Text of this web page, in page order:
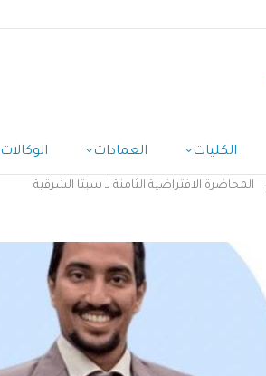
Navigation
الكليات العمادات الوكالات
المحاضرة الافتراضية الثامنة لـ سبتا الشرقية